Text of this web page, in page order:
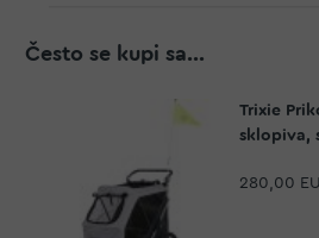
Često se kupi sa...
Trixie
sklopiva,
280,00